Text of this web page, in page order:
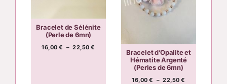
Bracelet de Sélénite
(Perle de 6mn)
16,00€ – 22,50€
Bracelet d’Opalite et
Hématite Argenté
(Perles de 6mn)
16,00€ – 22,50€